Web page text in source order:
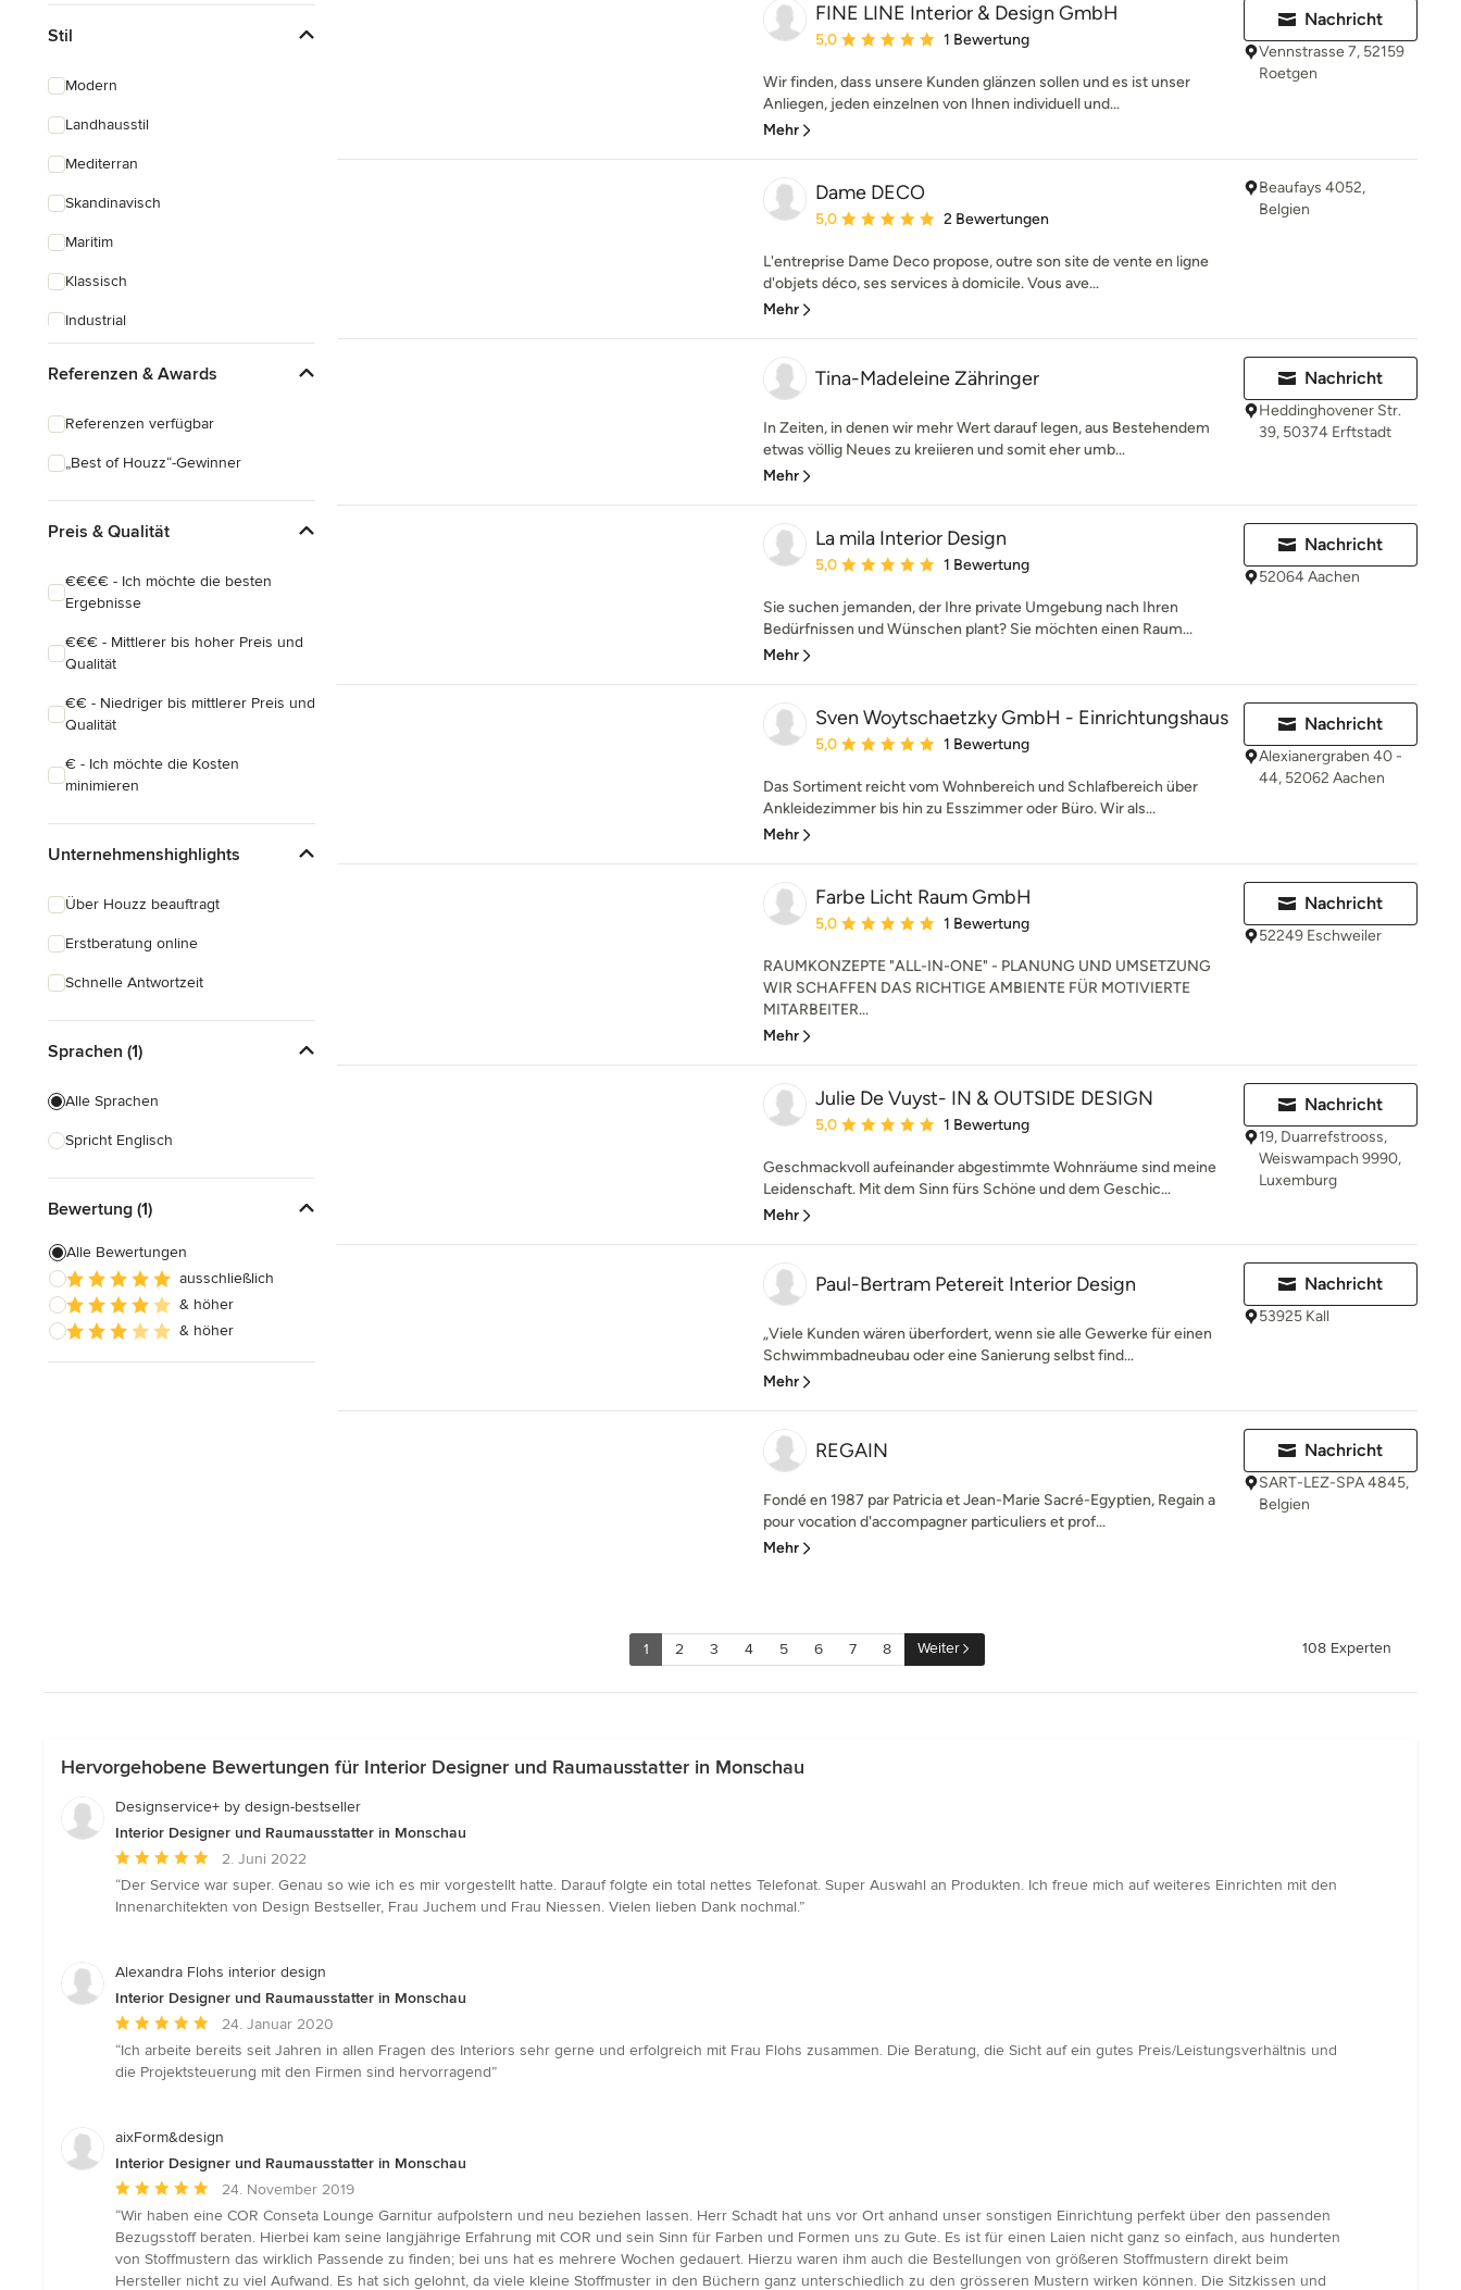
Stil
Modern
Landhausstil
Mediterran
Skandinavisch
Maritim
Klassisch
Industrial
Referenzen & Awards
Referenzen verfügbar
„Best of Houzz“-Gewinner
Preis & Qualität
€€€€ - Ich möchte die besten
Ergebnisse
€€€ - Mittlerer bis hoher Preis und
Qualität
€€ - Niedriger bis mittlerer Preis und
Qualität
€ - Ich möchte die Kosten
minimieren
Unternehmenshighlights
Über Houzz beauftragt
Erstberatung online
Schnelle Antwortzeit
Sprachen (1)
Alle Sprachen
Spricht Englisch
Bewertung (1)
Alle Bewertungen
ausschließlich
& höher
& höher
FINE LINE Interior & Design GmbH
Durchschnittliche Bewertung: 5 von 5 Sternen
5,0 1 Bewertung
Wir finden, dass unsere Kunden glänzen sollen und es ist unser
Anliegen, jeden einzelnen von Ihnen individuell und...
Mehr
Nachricht
Vennstrasse 7, 52159
Roetgen
Dame DECO
Durchschnittliche Bewertung: 5 von 5 Sternen
5,0 2 Bewertungen
L'entreprise Dame Deco propose, outre son site de vente en ligne
d'objets déco, ses services à domicile. Vous ave...
Mehr
Beaufays 4052,
Belgien
Tina-Madeleine Zähringer
In Zeiten, in denen wir mehr Wert darauf legen, aus Bestehendem
etwas völlig Neues zu kreiieren und somit eher umb...
Mehr
Nachricht
Heddinghovener Str.
39, 50374 Erftstadt
La mila Interior Design
Durchschnittliche Bewertung: 5 von 5 Sternen
5,0 1 Bewertung
Sie suchen jemanden, der Ihre private Umgebung nach Ihren
Bedürfnissen und Wünschen plant? Sie möchten einen Raum...
Mehr
Nachricht
52064 Aachen
Sven Woytschaetzky GmbH - Einrichtungshaus
Durchschnittliche Bewertung: 5 von 5 Sternen
5,0 1 Bewertung
Das Sortiment reicht vom Wohnbereich und Schlafbereich über
Ankleidezimmer bis hin zu Esszimmer oder Büro. Wir als...
Mehr
Nachricht
Alexianergraben 40 -
44, 52062 Aachen
Farbe Licht Raum GmbH
Durchschnittliche Bewertung: 5 von 5 Sternen
5,0 1 Bewertung
RAUMKONZEPTE "ALL-IN-ONE" - PLANUNG UND UMSETZUNG
WIR SCHAFFEN DAS RICHTIGE AMBIENTE FÜR MOTIVIERTE
MITARBEITER...
Mehr
Nachricht
52249 Eschweiler
Julie De Vuyst- IN & OUTSIDE DESIGN
Durchschnittliche Bewertung: 5 von 5 Sternen
5,0 1 Bewertung
Geschmackvoll aufeinander abgestimmte Wohnräume sind meine
Leidenschaft. Mit dem Sinn fürs Schöne und dem Geschic...
Mehr
Nachricht
19, Duarrefstrooss,
Weiswampach 9990,
Luxemburg
Paul-Bertram Petereit Interior Design
„Viele Kunden wären überfordert, wenn sie alle Gewerke für einen
Schwimmbadneubau oder eine Sanierung selbst find...
Mehr
Nachricht
53925 Kall
REGAIN
Fondé en 1987 par Patricia et Jean-Marie Sacré-Egyptien, Regain a
pour vocation d'accompagner particuliers et prof...
Mehr
Nachricht
SART-LEZ-SPA 4845,
Belgien
1 2 3 4 5 6 7 8 Weiter 108 Experten
Hervorgehobene Bewertungen für Interior Designer und Raumausstatter in Monschau
Designservice+ by design-bestseller
Interior Designer und Raumausstatter in Monschau
Durchschnittliche
Bewertung:
5
Sternen
2. Juni 2022
“Der Service war super. Genau so wie ich es mir vorgestellt hatte. Darauf folgte ein total nettes Telefonat. Super Auswahl an Produkten. Ich freue mich auf weiteres Einrichten mit den
Innenarchitekten von Design Bestseller, Frau Juchem und Frau Niessen. Vielen lieben Dank nochmal.”
Alexandra Flohs interior design
Interior Designer und Raumausstatter in Monschau
Durchschnittliche
Bewertung:
5
Sternen
24. Januar 2020
“Ich arbeite bereits seit Jahren in allen Fragen des Interiors sehr gerne und erfolgreich mit Frau Flohs zusammen. Die Beratung, die Sicht auf ein gutes Preis/Leistungsverhältnis und
die Projektsteuerung mit den Firmen sind hervorragend”
aixForm&design
Interior Designer und Raumausstatter in Monschau
Durchschnittliche
Bewertung:
5
von
5
24. November 2019
“Wir haben eine COR Conseta Lounge Garnitur aufpolstern und neu beziehen lassen. Herr Schadt hat uns vor Ort anhand unser sonstigen Einrichtung perfekt über den passenden
Bezugsstoff beraten. Hierbei kam seine langjährige Erfahrung mit COR und sein Sinn für Farben und Formen uns zu Gute. Es ist für einen Laien nicht ganz so einfach, aus hunderten
von Stoffmustern das wirklich Passende zu finden; bei uns hat es mehrere Wochen gedauert. Hierzu waren ihm auch die Bestellungen von größeren Stoffmustern direkt beim
Hersteller nicht zu viel Aufwand. Es hat sich gelohnt, da viele kleine Stoffmuster in den Büchern ganz unterschiedlich zu den grösseren Mustern wirken können. Die Sitzkissen und